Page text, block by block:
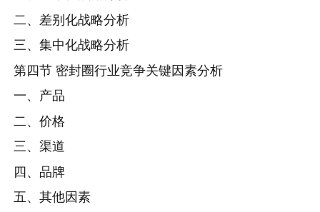
二、差别化战略分析
三、集中化战略分析
第四节 密封圈行业竞争关键因素分析
一、产品
二、价格
三、渠道
四、品牌
五、其他因素